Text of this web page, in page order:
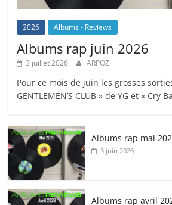
2026 Albums - Reviews
Albums rap juin 2026
3 juillet 2026 ARPOZ
Pour ce mois de juin les grosses sorties
GENTLEMEN’S CLUB » de YG et « Cry
Albums rap mai
3 juin 2026
Albums rap avril